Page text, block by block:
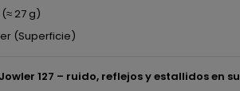
27 g)
(Superficie)
127 – ruido, reflejos y estallidos en